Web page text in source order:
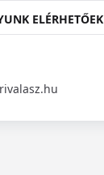
ELÉRHETŐEK